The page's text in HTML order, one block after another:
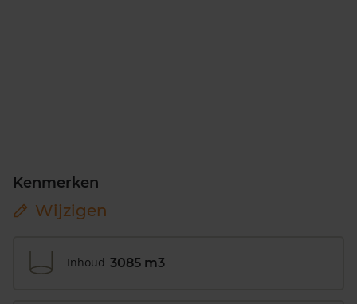
Kenmerken
Wijzigen
Inhoud 3085 m3